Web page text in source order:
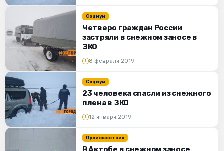
Социум
Четверо граждан России
застряли в снежном заносе в
ЗКО
8 февраля 2019
Социум
23 человека спасли из снежного
плена в ЗКО
12 января 2019
Происшествия
В Актобе в снежном заносе